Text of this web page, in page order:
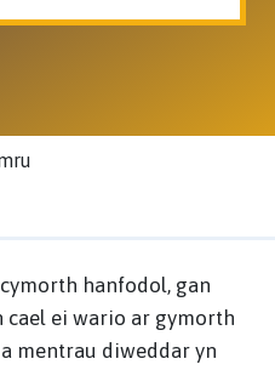
hanfodol, gan
cael ei wario ar gymorth
mentrau diweddar yn